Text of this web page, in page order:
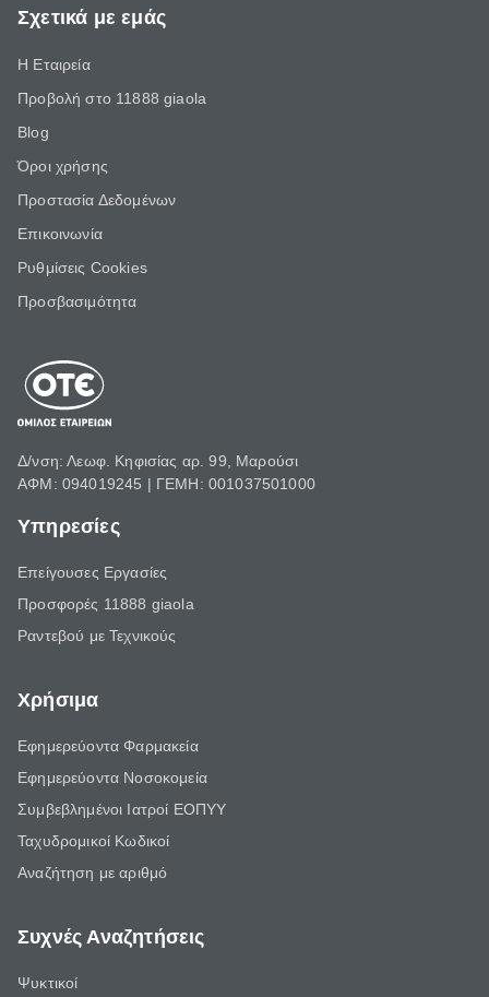
Σχετικά με εμάς
Η Εταιρεία
Προβολή στο 11888 giaola
Blog
Όροι χρήσης
Προστασία Δεδομένων
Επικοινωνία
Ρυθμίσεις Cookies
Προσβασιμότητα
Δ/νση: Λεωφ. Κηφισίας αρ. 99, Μαρούσι
ΑΦΜ: 094019245 | ΓΕΜΗ: 001037501000
Υπηρεσίες
Επείγουσες Εργασίες
Προσφορές 11888 giaola
Ραντεβού με Τεχνικούς
Χρήσιμα
Εφημερεύοντα Φαρμακεία
Εφημερεύοντα Νοσοκομεία
Συμβεβλημένοι Ιατροί ΕΟΠΥΥ
Ταχυδρομικοί Κωδικοί
Αναζήτηση με αριθμό
Συχνές Αναζητήσεις
Ψυκτικοί